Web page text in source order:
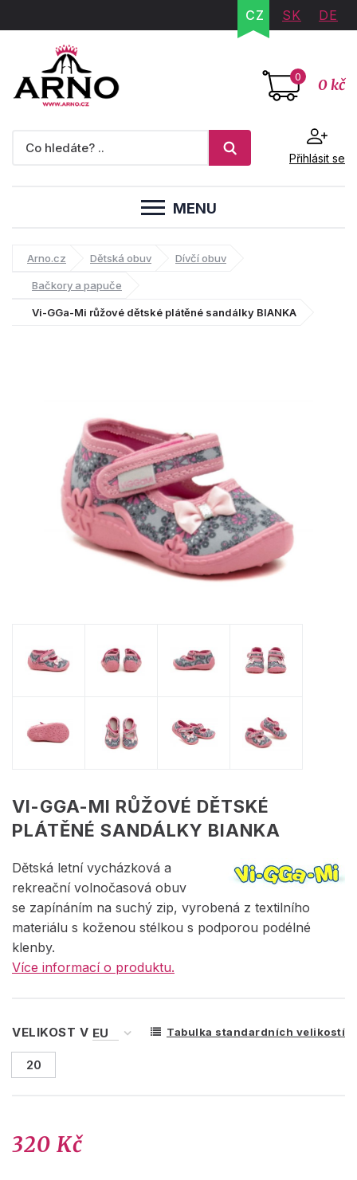
CZ SK DE
0 0 kč
Přihlásit se
MENU
Arno.cz Dětská obuv Dívčí obuv
Bačkory a papuče
Vi-GGa-Mi růžové dětské plátěné sandálky BIANKA
VI-GGA-MI RŮŽOVÉ DĚTSKÉ
PLÁTĚNÉ SANDÁLKY BIANKA
Dětská letní vycházková a
rekreační volnočasová obuv
se zapínáním na suchý zip, vyrobená z textilního
materiálu s koženou stélkou s podporou podélné
klenby.
Více informací o produktu.
VELIKOST V Tabulka standardních velikostí
20
320 Kč